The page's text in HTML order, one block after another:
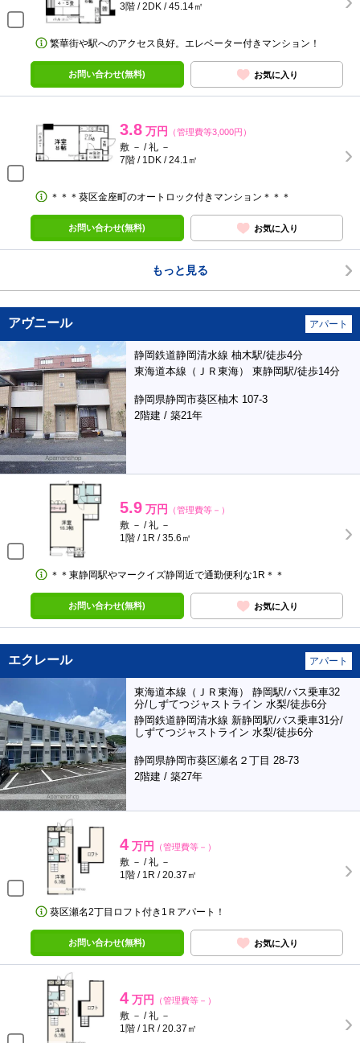
3階 / 2DK / 45.14㎡
繁華街や駅へのアクセス良好。エレベーター付きマンション！
お問い合わせ(無料) お気に入り
3.8 万円 （管理費等3,000円）
敷 － / 礼 －
7階 / 1DK / 24.1㎡
＊＊＊葵区金座町のオートロック付きマンション＊＊＊
お問い合わせ(無料) お気に入り
もっと見る
アヴニール アパート
静岡鉄道静岡清水線 柚木駅/徒歩4分
東海道本線（ＪＲ東海） 東静岡駅/徒歩14分
静岡県静岡市葵区柚木 107-3
2階建 / 築21年
5.9 万円 （管理費等－）
敷 － / 礼 －
1階 / 1R / 35.6㎡
＊＊東静岡駅やマークイズ静岡近で通勤便利な1R＊＊
お問い合わせ(無料) お気に入り
エクレール アパート
東海道本線（ＪＲ東海） 静岡駅/バス乗車32
分/しずてつジャストライン 水梨/徒歩6分
静岡鉄道静岡清水線 新静岡駅/バス乗車31分/
しずてつジャストライン 水梨/徒歩6分
静岡県静岡市葵区瀬名２丁目 28-73
2階建 / 築27年
4 万円 （管理費等－）
敷 － / 礼 －
1階 / 1R / 20.37㎡
葵区瀬名2丁目ロフト付き1Ｒアパート！
お問い合わせ(無料) お気に入り
4 万円 （管理費等－）
敷 － / 礼 －
1階 / 1R / 20.37㎡